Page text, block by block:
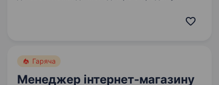
завдання: опрацювання звернень від клієнтів;
Гаряча
Менеджер інтернет-магазину